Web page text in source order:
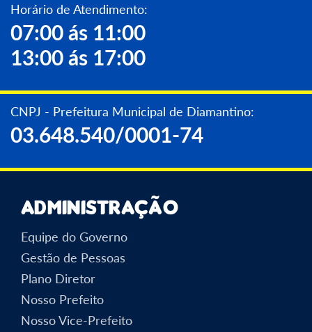
Horário de Atendimento:
07:00 ás 11:00
13:00 ás 17:00
CNPJ - Prefeitura Municipal de Diamantino:
03.648.540/0001-74
Administração
Equipe do Governo
Gestão de Pessoas
Plano Diretor
Nosso Prefeito
Nosso Vice-Prefeito